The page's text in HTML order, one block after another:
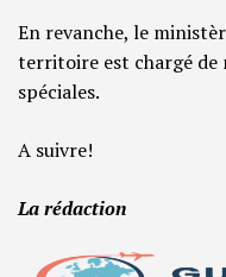
En revanche, le
territoire est chargé de
spéciales.
A suivre!
La rédaction